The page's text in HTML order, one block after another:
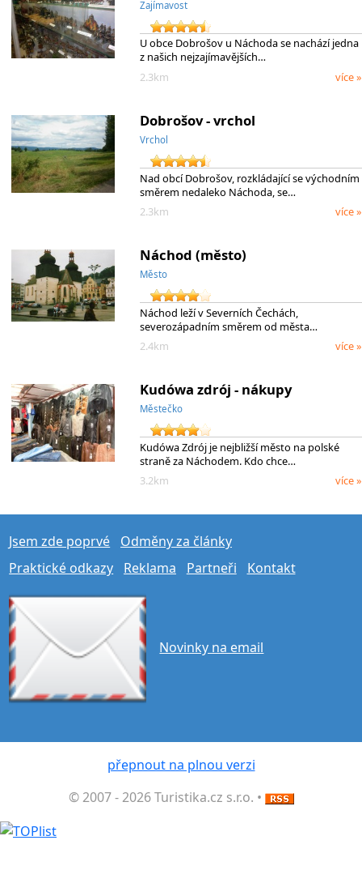
Zajímavost
U obce Dobrošov u Náchoda se nachází jedna
z našich nejzajímavějších…
2.3km
více »
Dobrošov - vrchol
Vrchol
Nad obcí Dobrošov, rozkládající se východním
směrem nedaleko Náchoda, se…
2.3km
více »
Náchod (město)
Město
Náchod leží v Severních Čechách,
severozápadním směrem od města…
2.4km
více »
Kudówa zdrój - nákupy
Městečko
Kudówa Zdrój je nejbližší město na polské
straně za Náchodem. Kdo chce…
3.2km
více »
Jsem zde poprvé
Odměny za články
Praktické odkazy
Reklama Partneři Kontakt
Novinky na email
přepnout na plnou verzi
© 2007 - 2026 Turistika.cz s.r.o. •